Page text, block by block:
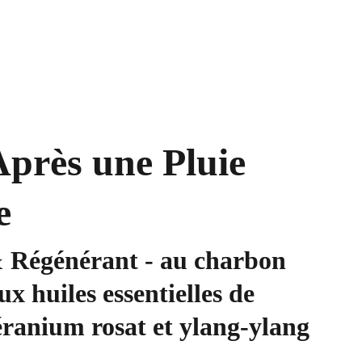
une Pluie
- au charbon
huiles essentielles de
rosat et ylang-ylang